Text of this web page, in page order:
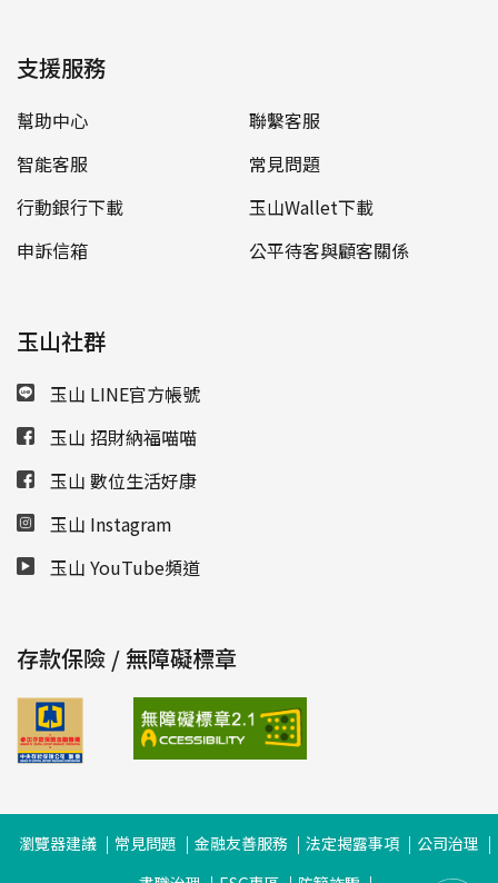
支援服務
幫助中心
聯繫客服
智能客服
常見問題
行動銀行下載
玉山Wallet下載
申訴信箱
公平待客與顧客關係
玉山社群
玉山 LINE官方帳號
玉山 招財納福喵喵
玉山 數位生活好康
玉山 Instagram
玉山 YouTube頻道
存款保險 / 無障礙標章
瀏覽器建議 常見問題 金融友善服務 法定揭露事項
公司治理